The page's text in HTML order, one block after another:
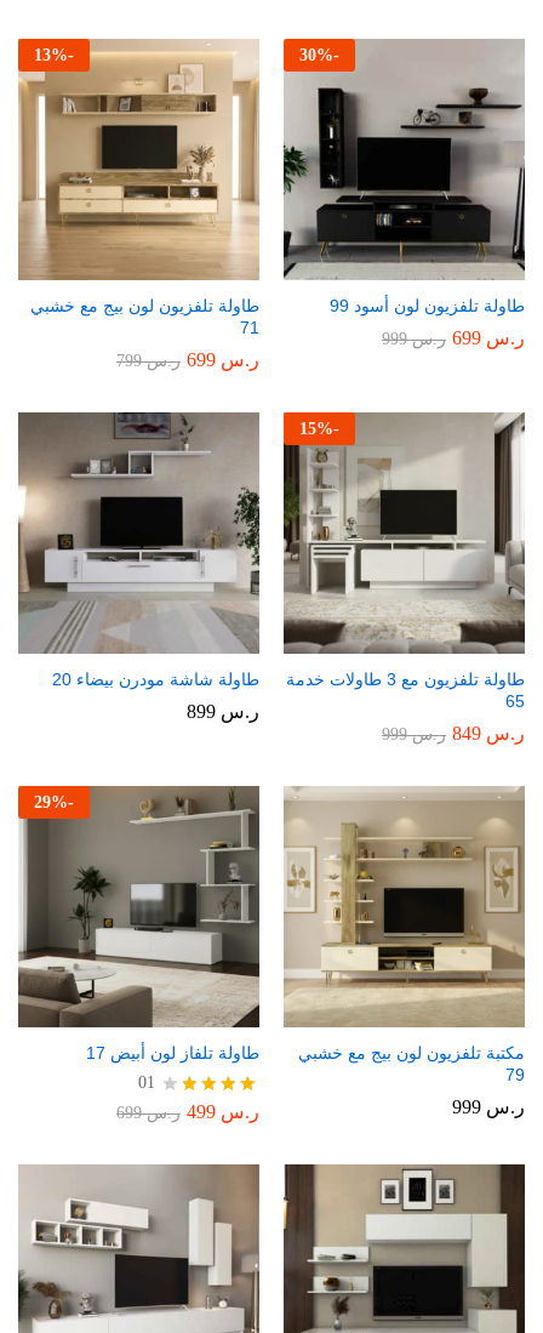
-
30%
طاولة تلفزيون لون أسود 99
ر.س ر.س999
-
13%
طاولة تلفزيون لون بيج مع خشبي
71
ر.س ر.س799
-
15%
طاولة تلفزيون مع 3 طاولات خدمة
65
ر.س ر.س999
طاولة شاشة مودرن بيضاء 20
ر.س
مكتبة تلفزيون لون بيج مع خشبي
79
ر.س
-
29%
طاولة تلفاز لون أبيض 17
تم
من 5
01
ر.س ر.س699